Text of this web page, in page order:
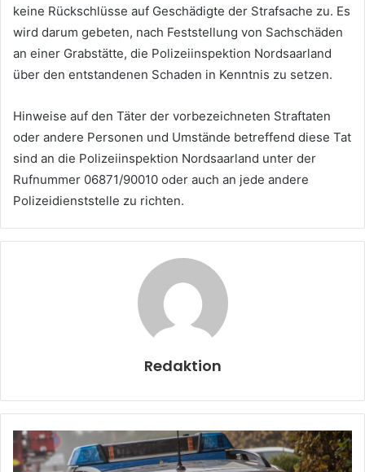
keine Rückschlüsse auf Geschädigte der Strafsache zu. Es
wird darum gebeten, nach Feststellung von Sachschäden
an einer Grabstätte, die Polizeiinspektion Nordsaarland
über den entstandenen Schaden in Kenntnis zu setzen.
Hinweise auf den Täter der vorbezeichneten Straftaten
oder andere Personen und Umstände betreffend diese Tat
sind an die Polizeiinspektion Nordsaarland unter der
Rufnummer 06871/90010 oder auch an jede andere
Polizeidienststelle zu richten.
Redaktion